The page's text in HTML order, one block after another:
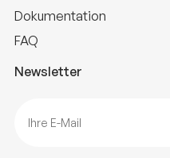
Dokumentation
FAQ
Newsletter